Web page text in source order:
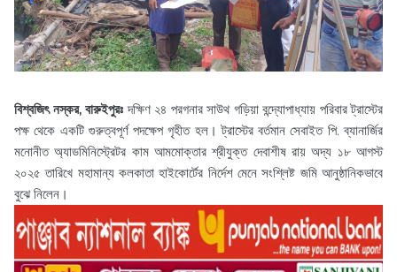
বিশ্বজিৎ নস্কর, বারুইপুরঃ দক্ষিণ ২৪ পরগনার সাউথ গড়িয়া বন্দ্যোপাধ্যায় পরিবার ট্রাস্টের
পক্ষ থেকে একটি গুরুত্বপূর্ণ পদক্ষেপ গৃহীত হল। ট্রাস্টের বর্তমান সেবাইত পি. ব্যানার্জির
মনোনীত অ্যাডমিনিস্ট্রেটর কাম আমমোক্তার শ্রীযুক্ত দেবাশীষ রায় অদ্য ১৮ আগস্ট
২০২৫ তারিখে মহামান্য কলকাতা হাইকোর্টের নির্দেশ মেনে সংশ্লিষ্ট জমি আনুষ্ঠানিকভাবে
বুঝে নিলেন।